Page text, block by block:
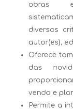
obras
diversos
autor(es),
Oferece
das
venda e
Permite a